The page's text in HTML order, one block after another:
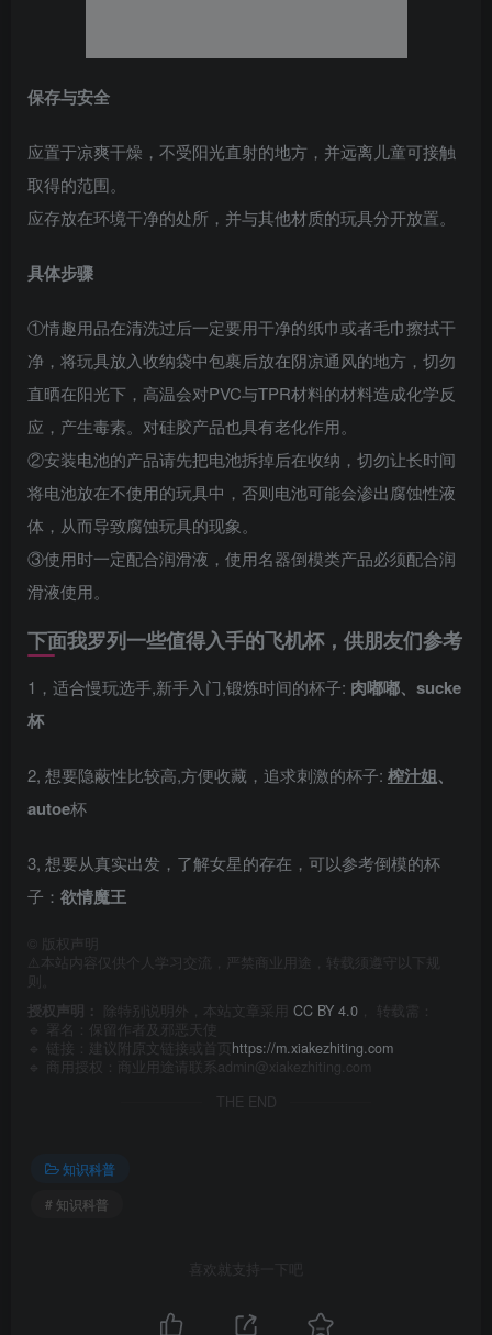
保存与安全
应置于凉爽干燥，不受阳光直射的地方，并远离儿童可接触
取得的范围。
应存放在环境干净的处所，并与其他材质的玩具分开放置。
具体步骤
①情趣用品在清洗过后一定要用干净的纸巾或者毛巾擦拭干
净，将玩具放入收纳袋中包裹后放在阴凉通风的地方，切勿
直晒在阳光下，高温会对PVC与TPR材料的材料造成化学反
应，产生毒素。对硅胶产品也具有老化作用。
②安装电池的产品请先把电池拆掉后在收纳，切勿让长时间
将电池放在不使用的玩具中，否则电池可能会渗出腐蚀性液
体，从而导致腐蚀玩具的现象。
③使用时一定配合润滑液，使用名器倒模类产品必须配合润
滑液使用。
下面我罗列一些值得入手的飞机杯，供朋友们参考
1，适合慢玩选手,新手入门,锻炼时间的杯子: 肉嘟嘟、sucke
杯
2, 想要隐蔽性比较高,方便收藏，追求刺激的杯子: 榨汁姐、
autoe杯
3, 想要从真实出发，了解女星的存在，可以参考倒模的杯
子： 欲情魔王
版权声明
⚠️本站内容仅供个人学习交流，严禁商业用途，转载须遵守以下规
授权声明：
除特别说明外，本站文章采用 CC BY 4.0 ， 转载需：
🔹 署名：保留作者及 邪恶天使
🔹 链接：建议附原文链接或首页 https://m.xiakezhiting.com
🔹 商用授权：商业用途请联系admin@xiakezhiting.com
THE END
知识科普
# 知识科普
喜欢就支持一下吧